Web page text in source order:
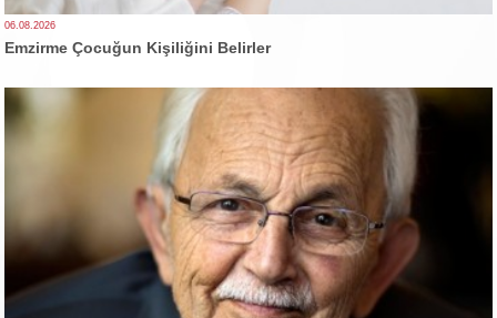
06.08.2026
Emzirme Çocuğun Kişiliğini Belirler